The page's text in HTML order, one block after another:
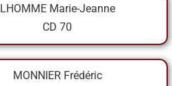
LHOMME Marie-Jeanne
CD 70
MONNIER Frédéric